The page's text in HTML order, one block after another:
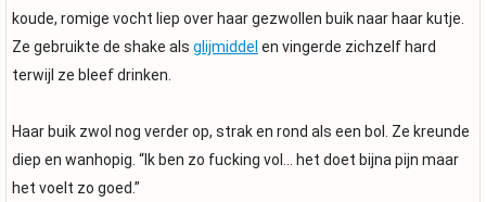
koude, romige vocht liep over haar gezwollen buik naar haar kutje.
Ze gebruikte de shake als glijmiddel en vingerde zichzelf hard
terwijl ze bleef drinken.
Haar buik zwol nog verder op, strak en rond als een bol. Ze kreunde
diep en wanhopig. “Ik ben zo fucking vol… het doet bijna pijn maar
het voelt zo goed.”